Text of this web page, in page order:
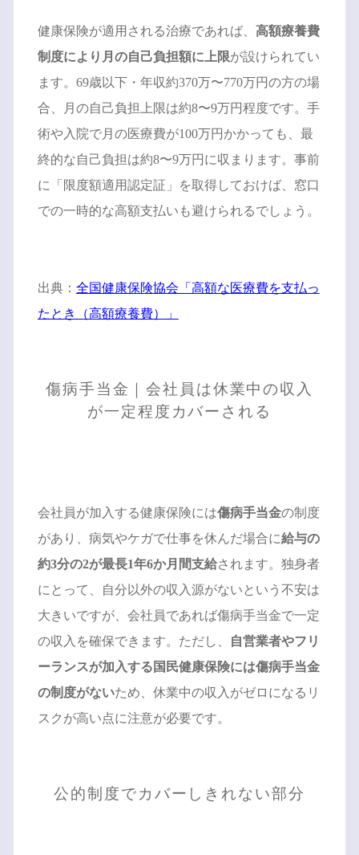
健康保険が適用される治療であれば、 高額療養費
制度により月の自己負担額に上限が設けられてい
ます。69歳以下・年収約370万〜770万円の方の場
合、月の自己負担上限は約8〜9万円程度です。手
術や入院で月の医療費が100万円かかっても、最
終的な自己負担は約8〜9万円に収まります。事前
に「限度額適用認定証」を取得しておけば、窓口
での一時的な高額支払いも避けられるでしょう。
出典： 全国健康保険協会「高額な医療費を支払っ
たとき（高額療養費）」
傷病手当金｜会社員は休業中の収入
が一定程度カバーされる
会社員が加入する健康保険には傷病手当金の制度
があり、病気やケガで仕事を休んだ場合に給与の
約3分の2が最長1年6か月間支給されます。独身者
にとって、自分以外の収入源がないという不安は
大きいですが、会社員であれば傷病手当金で一定
の収入を確保できます。ただし、
自営業者やフリ
ーランスが加入する国民健康保険には傷病手当金
の制度がないため、休業中の収入がゼロになるリ
スクが高い点に注意が必要です。
公的制度でカバーしきれない部分